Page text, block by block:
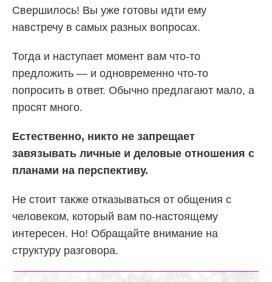
Свершилось! Вы уже готовы идти ему
навстречу в самых разных вопросах.
Тогда и наступает момент вам что-то
предложить — и одновременно что-то
попросить в ответ. Обычно предлагают мало, а
просят много.
Естественно, никто не запрещает
завязывать личные и деловые отношения с
планами на перспективу.
Не стоит также отказываться от общения с
человеком, который вам по-настоящему
интересен. Но! Обращайте внимание на
структуру разговора.